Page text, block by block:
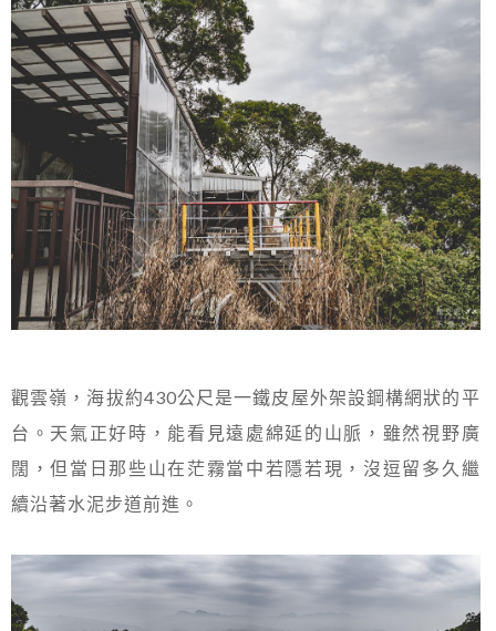
觀雲嶺，海拔約430公尺是一鐵皮屋外架設鋼構網狀的平
台。天氣正好時，能看見遠處綿延的山脈，雖然視野廣
闊，但當日那些山在茫霧當中若隱若現，沒逗留多久繼
續沿著水泥步道前進。